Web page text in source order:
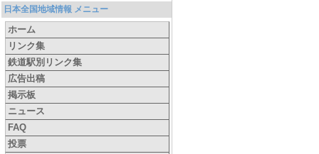
日本全国地域情報 メニュー
ホーム
リンク集
鉄道駅別リンク集
広告出稿
掲示板
ニュース
FAQ
投票